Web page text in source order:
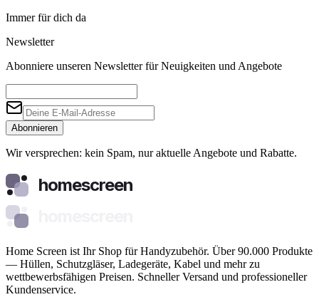
Immer für dich da
Newsletter
Abonniere unseren Newsletter für Neuigkeiten und Angebote
Abonnieren
Wir versprechen: kein Spam, nur aktuelle Angebote und Rabatte.
homescreen
Home Screen ist Ihr Shop für Handyzubehör. Über 90.000 Produkte
— Hüllen, Schutzgläser, Ladegeräte, Kabel und mehr zu
wettbewerbsfähigen Preisen. Schneller Versand und professioneller
Kundenservice.